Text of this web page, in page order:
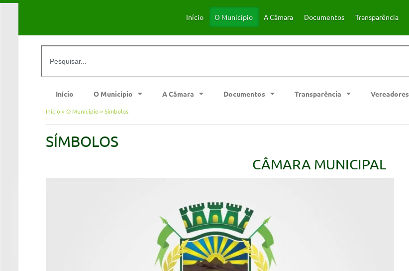
Início O Município A Câmara Documentos Transparência
Início O Município A Câmara Documentos Transparência Vereadores
Início»O Município»Símbolos
SÍMBOLOS
CÂMARA MUNICIPAL